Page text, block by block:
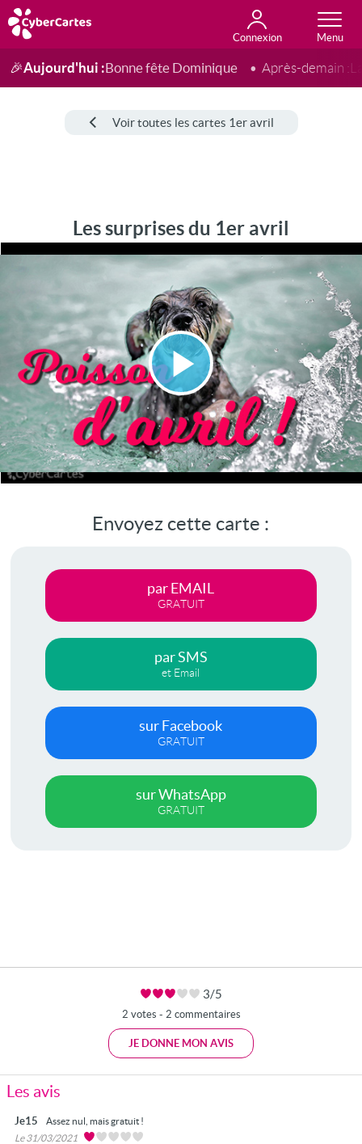
Connexion
Anniversaire
Fête du jour
Amour
Amitié
Merci
Toutes les cartes
🎉Aujourd'hui :Bonne fête Dominique Après-demain :
Voir toutes les cartes 1er avril
Les surprises du 1er avril
Lire
la
vidéo
Envoyez cette carte :
par EMAIL
GRATUIT
par SMS
et Email
sur Facebook
GRATUIT
sur WhatsApp
GRATUIT
3/5
2 votes - 2 commentaires
JE DONNE MON AVIS
Les avis
Je15
Assez nul, mais gratuit !
Le 31/03/2021